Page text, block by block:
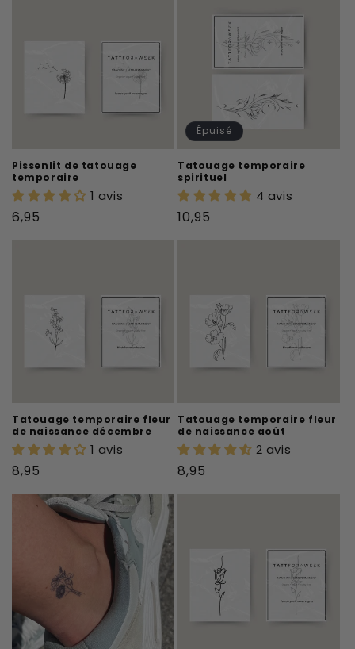
Pissenlit de tatouage
temporaire
1 avis
Prix
6,95
Épuisé
Tatouage temporaire
spirituel
4 avis
Prix
10,95
Tatouage temporaire fleur
de naissance décembre
1 avis
Prix
8,95
Tatouage temporaire fleur
de naissance août
2 avis
Prix
8,95